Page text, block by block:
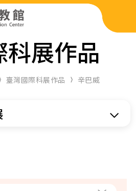
科展作品
臺灣國際科展作品 辛巴威